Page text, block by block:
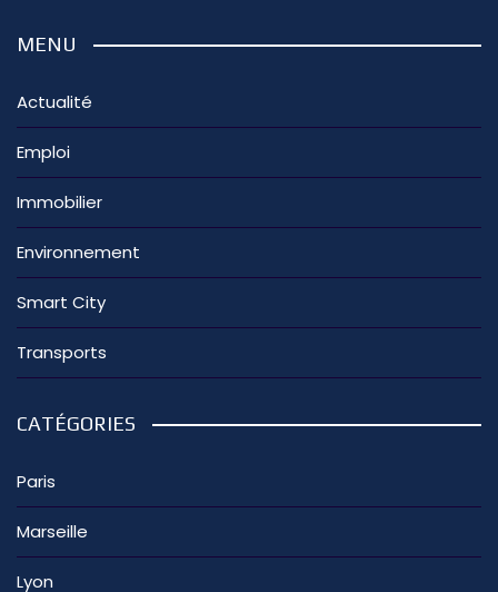
MENU
Actualité
Emploi
Immobilier
Environnement
Smart City
Transports
CATÉGORIES
Paris
Marseille
Lyon